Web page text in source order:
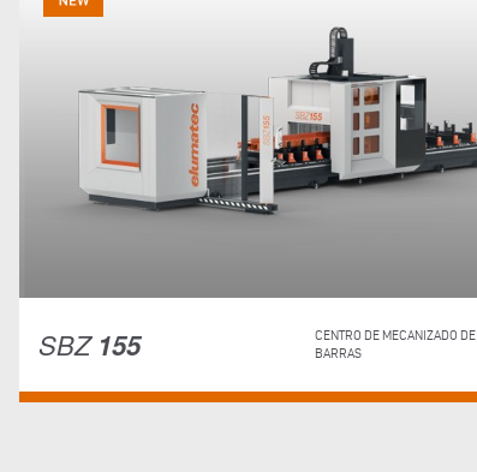
SBZ 155
CENTRO DE MECANIZADO DE
BARRAS